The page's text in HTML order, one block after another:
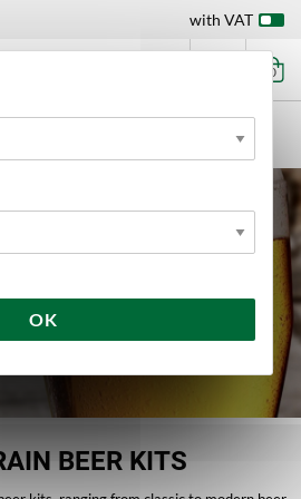
OK
with VAT
0
BEER KITS